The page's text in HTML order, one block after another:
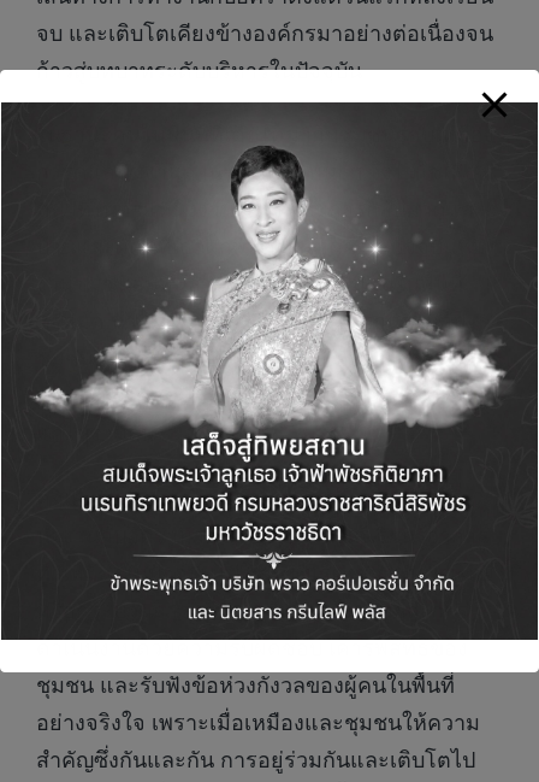
จบ และเติบโตเคียงข้างองค์กรมาอย่างต่อเนื่องจน
ก้าวสู่บทบาทระดับบริหารในปัจจุบัน
การดูแลทีมงานด้านชุมชนสัมพันธ์ฯ จึงไม่ใช่เพียง
หน้าที่ในตำแหน่งงาน แต่ยังเป็นการกลับมาดูแล
บ้านและผู้คนที่เธอผูกพันมาตลอดชีวิต ปัจจุบันทีม
งานชุมชนสัมพันธ์ของอัคราล้วนเป็นคนในพื้นที่
ทั้งหมด ทำให้สามารถเข้าถึงและทำงานร่วมกับ
ชุมชนได้อย่างใกล้ชิด พร้อมนำข้อห่วงกังวลและข้อ
เสนอแนะจากชุมชนมาหารือและพัฒนาแนวทาง
แก้ไขร่วมกัน
คุณยุวธิดา กล่าวว่า “ในฐานะคนในชุมชนที่ได้
ทำงานกับอัครามากว่า 20 ปี ดิฉันได้เรียนรู้ว่าการ
ทำเหมืองในปัจจุบันไม่ใช่เพียงเรื่องของเทคโนโลยี
หรือกระบวนการผลิตเท่านั้น แต่ยังหมายถึงการ
ดำเนินงานด้วยความรับผิดชอบ เคารพสิทธิของ
ชุมชน และรับฟังข้อห่วงกังวลของผู้คนในพื้นที่
อย่างจริงใจ เพราะเมื่อเหมืองและชุมชนให้ความ
สำคัญซึ่งกันและกัน การอยู่ร่วมกันและเติบโตไป